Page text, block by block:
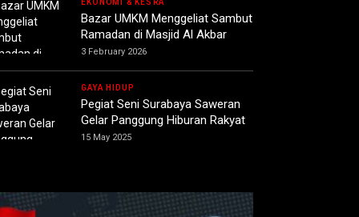
EKONOMI & KESRA
Bazar UMKM Menggeliat Sambut
Ramadan di Masjid Al Akbar
3 February 2026
GAYA HIDUP
Pegiat Seni Surabaya Saweran
Gelar Panggung Hiburan Rakyat
15 May 2025